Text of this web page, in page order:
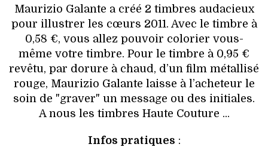
HISTOIRE DES MARQUES
DÉCO
VOYAGES & LOISIRS
Maurizio Galante a créé 2 timbres audacieux
pour illustrer les cœurs 2011. Avec le timbre à
0,58 €, vous allez pouvoir colorier vous-
même votre timbre. Pour le timbre à 0,95 €
revêtu, par dorure à chaud, d’un film métallisé
rouge, Maurizio Galante laisse à l’acheteur le
soin de "graver" un message ou des initiales.
A nous les timbres Haute Couture ...
Infos pratiques :